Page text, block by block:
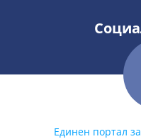
Единен портал